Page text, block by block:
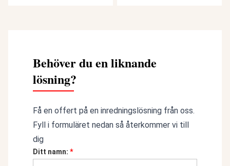
Behöver du en liknande
lösning?
Få en offert på en inredningslösning från oss.
Fyll i formuläret nedan så återkommer vi till
dig
Ditt namn: *